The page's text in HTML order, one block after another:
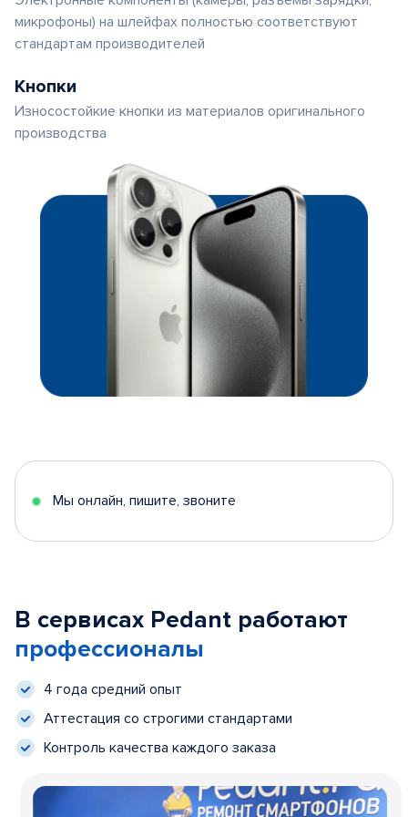
микрофоны) на шлейфах полностью соответствуют
стандартам производителей
Кнопки
Износостойкие кнопки из материалов оригинального
производства
Мы онлайн, пишите, звоните
В сервисах Pedant работают
профессионалы
4 года средний опыт
Аттестация со строгими стандартами
Контроль качества каждого заказа